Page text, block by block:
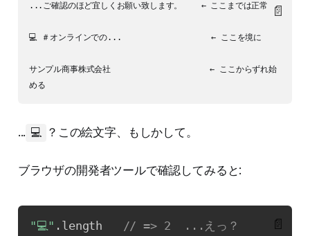
...ご確認のほど宜しくお願い致します。    ← ここまでは正常
💻 ＃オンラインでの...                   ← ここを境に
サンプル商事株式会社                     ← ここからずれ始
📄
... 💻 ？この絵文字、もしかして。
ブラウザの開発者ツールで確認してみると:
"💻" . length // => 2  ...えっ？ 📄